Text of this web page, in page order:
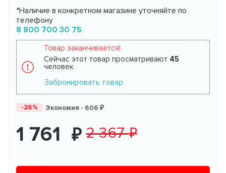
*Наличие в конкретном магазине уточняйте по
телефону
8 800 700 30 75
Товар заканчивается!
Сейчас этот товар просматривают 45
человек
Забронировать товар
-26% Экономия - 606
1 761 2 367